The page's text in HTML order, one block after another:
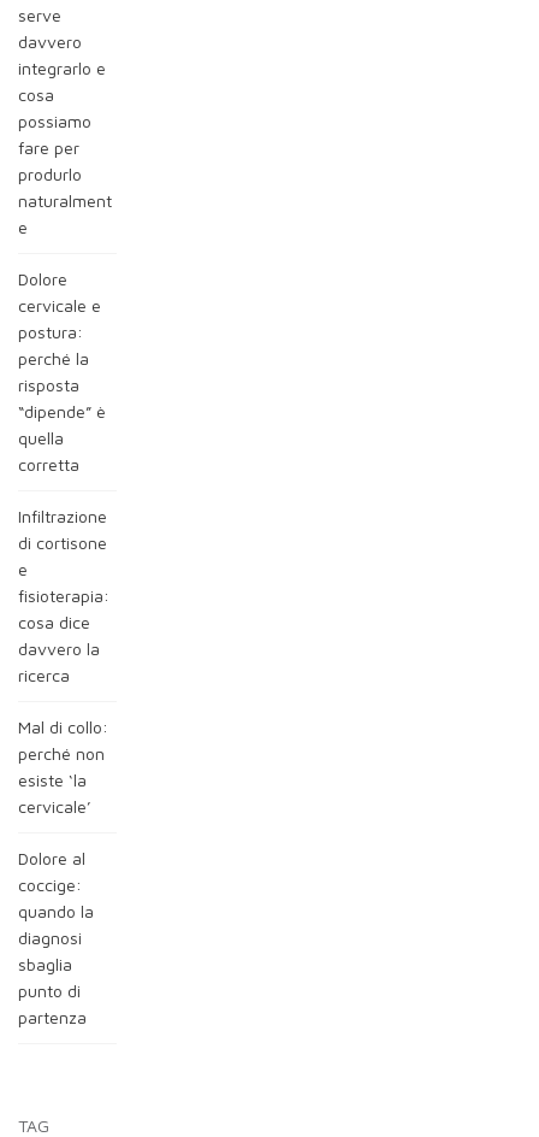
serve
davvero
integrarlo e
cosa
possiamo
fare per
produrlo
naturalment
e
Dolore
cervicale e
postura:
perché la
risposta
“dipende” è
quella
corretta
Infiltrazione
di cortisone
e
fisioterapia:
cosa dice
davvero la
ricerca
Mal di collo:
perché non
esiste ‘la
cervicale’
Dolore al
coccige:
quando la
diagnosi
sbaglia
punto di
partenza
TAG